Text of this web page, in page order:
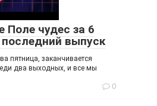
Поле чудес за 6
выпуск
пятница, заканчивается
два выходных, и все мы
0